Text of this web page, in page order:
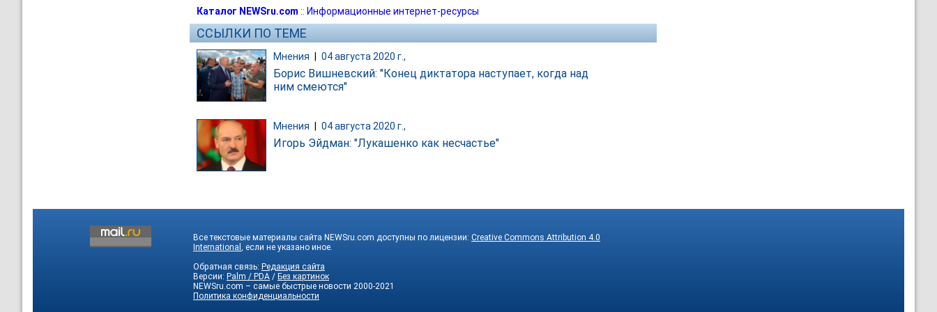
Каталог NEWSru.com :: Информационные интернет-ресурсы
ССЫЛКИ ПО ТЕМЕ
Мнения 04 августа 2020 г.,
Борис Вишневский: "Конец диктатора наступает, когда над
ним смеются"
Мнения 04 августа 2020 г.,
Игорь Эйдман: "Лукашенко как несчастье"
Все текстовые материалы сайта NEWSru.com доступны по лицензии: Creative Commons Attribution 4.0
International , если не указано иное.
Обратная связь: Редакция сайта
Версии: Palm / PDA / Без картинок
NEWSru.com – самые быстрые новости 2000-2021
Политика конфиденциальности